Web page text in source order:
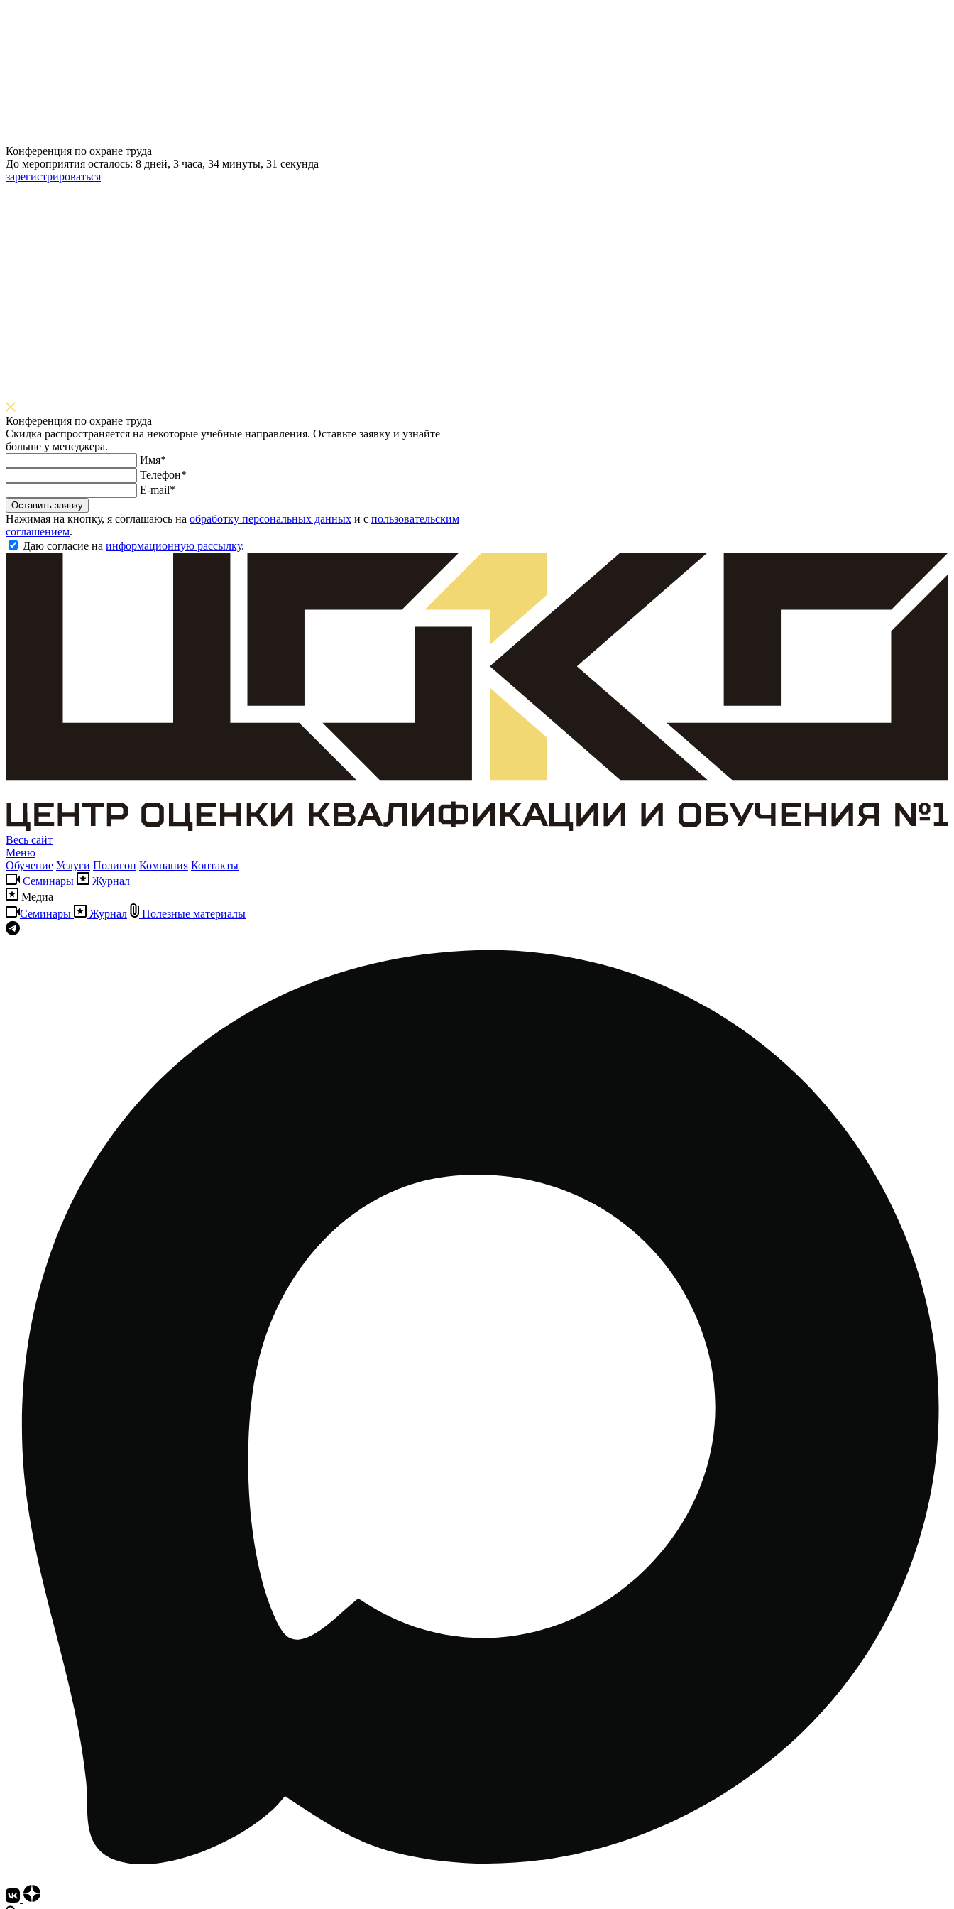
Конференция по охране труда
До мероприятия осталось: 8 дней, 3 часа, 34 минуты, 30 секунд
зарегистрироваться
Конференция по охране труда
Скидка распространяется на некоторые учебные направления. Оставьте заявку и узнайте
больше у менеджера.
Имя*
Телефон*
E-mail*
Оставить заявку
Нажимая на кнопку, я соглашаюсь на обработку персональных данных и с пользовательским
соглашением.
Даю согласие на информационную рассылку.
Весь сайт
Меню
Обучение Услуги Полигон Компания Контакты
Семинары
Журнал
Медиа
Семинары
Журнал Полезные материалы